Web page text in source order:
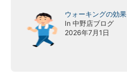
ウォーキングの効果
In 中野店ブログ
2026年7月1日